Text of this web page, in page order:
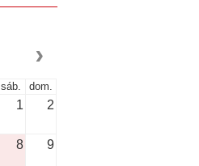
sáb. dom.
1 2
8 9